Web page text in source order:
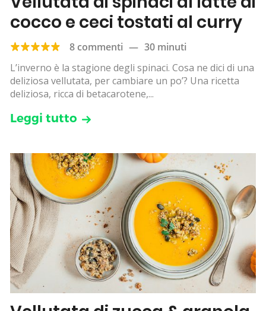
cocco e ceci tostati al curry
8 commenti — 30 minuti
L’inverno è la stagione degli spinaci. Cosa ne dici di una
deliziosa vellutata, per cambiare un po’? Una ricetta
deliziosa, ricca di betacarotene,...
Leggi tutto